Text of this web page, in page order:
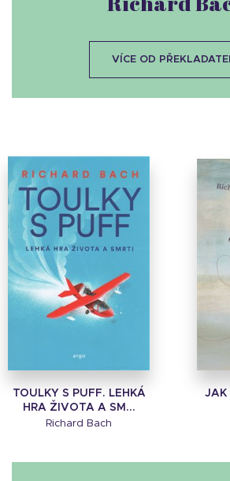
TOULKY S PUFF. LEHKÁ
HRA ŽIVOTA A SM...
Richard Bach
JAK
VÍCE OD